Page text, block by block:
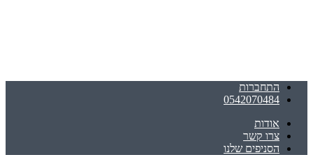
התחברות
0542070484
אודות
צרו קשר
הסניפים שלנו